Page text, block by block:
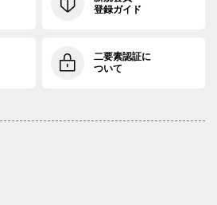
登録ガイド
二要素認証に
ついて